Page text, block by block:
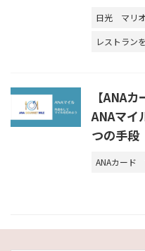
日光 マリ
レストラン
【ANA
ANAマイ
つの手段
ANAカード